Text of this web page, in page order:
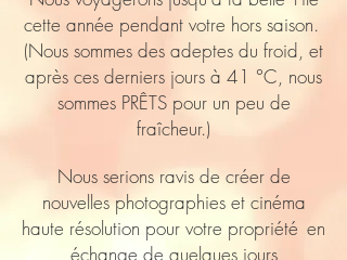
cette année pendant votre hors saison.
(Nous sommes des adeptes du froid, et
après ces derniers jours à 41 °C, nous
sommes PRÊTS pour un peu de
fraîcheur.)
Nous serions ravis de créer de
nouvelles photographies et cinéma
haute résolution pour votre propriété en
échange de quelques jours